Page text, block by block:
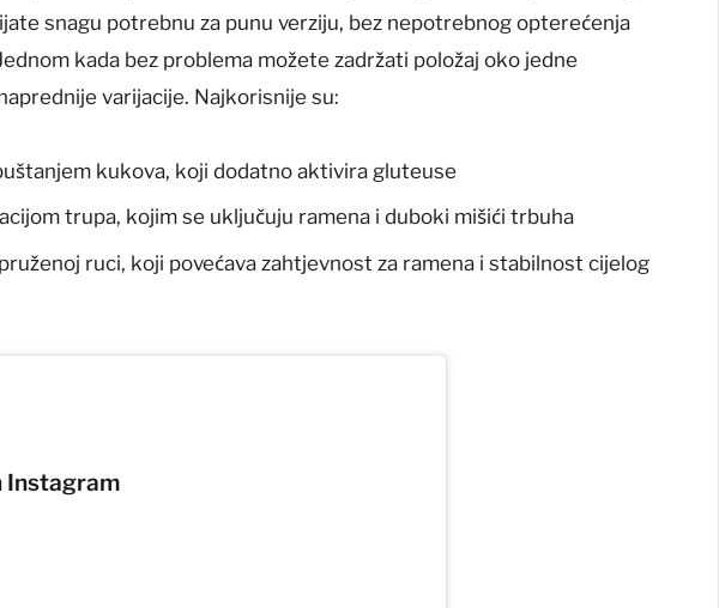
snagu potrebnu za punu verziju, bez nepotrebnog opterećenja
kada bez problema možete zadržati položaj oko jedne
varijacije. Najkorisnije su:
kukova, koji dodatno aktivira gluteuse
trupa, kojim se uključuju ramena i duboki mišići trbuha
ruci, koji povećava zahtjevnost za ramena i stabilnost cijelog
Instagram